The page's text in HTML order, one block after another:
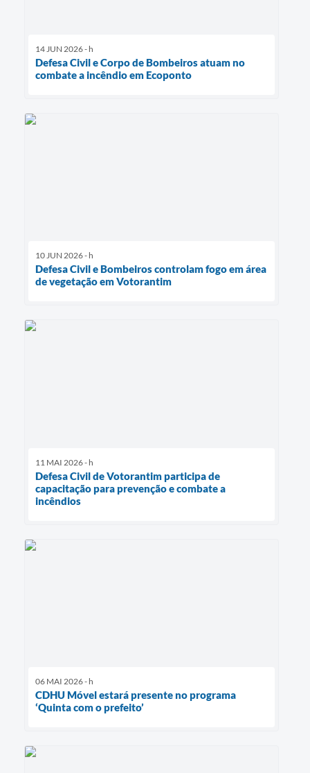
14 JUN 2026 - h
Defesa Civil e Corpo de Bombeiros atuam no
combate a incêndio em Ecoponto
10 JUN 2026 - h
Defesa Civil e Bombeiros controlam fogo em área
de vegetação em Votorantim
11 MAI 2026 - h
Defesa Civil de Votorantim participa de
capacitação para prevenção e combate a
incêndios
06 MAI 2026 - h
CDHU Móvel estará presente no programa
‘Quinta com o prefeito’